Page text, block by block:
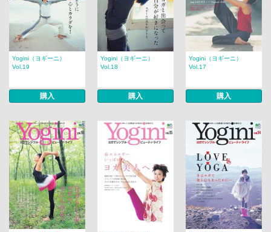
Yogini（ヨギーニ）
Vol.19
購入
Yogini（ヨギーニ）
Vol.18
購入
Yogini（ヨギーニ）
Vol.17
購入